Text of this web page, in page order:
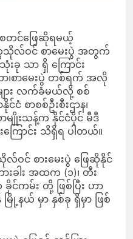
တင်ဖြေဆိုရမယ့်
သိုလ်ဝင် စာမေးပွဲ အတွက်
းခု သာ ရှိ ကြောင်း
၊စာမေးပွဲ တစ်ရက် အလို
ား လက်ခံမယ်လို့ စစ်
စာစစ်ဦးစီးဌာန၊
ာမျိုးသန့်က နိုင်ငံပိုင် မီဒီ
ြောင်း သိရှိရ ပါတယ်။
င် စားမေးပွဲ ဖြေဆိုနိုင်
ခါး အထက (၁)၊ တီး
ကမ်း တို့ ဖြစ်ပြီး ဟာ
ြို့နယ် မှာ နှစ်ခု ရှိမှာ ဖြစ်